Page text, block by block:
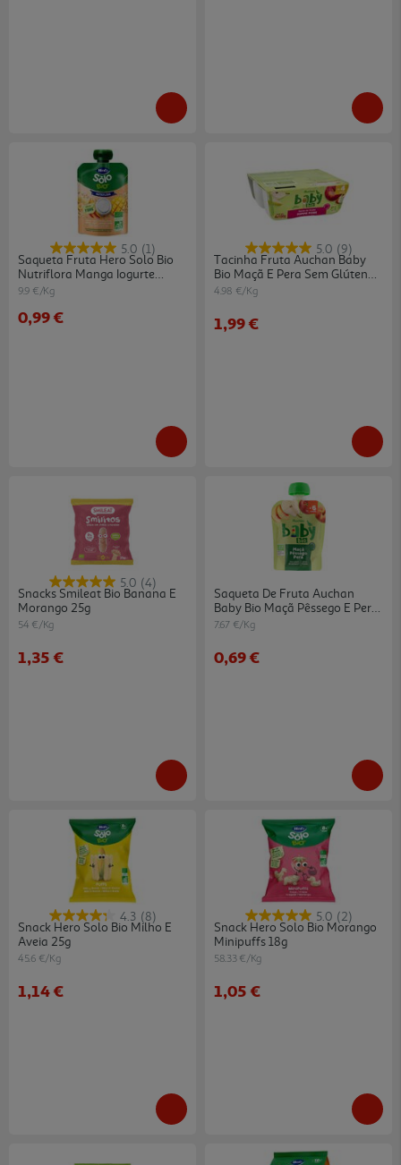
5.0 (1)
Saqueta Fruta Hero Solo Bio
Nutriflora Manga Iogurte
Aveia E Banana 100g
9.9 €/Kg
0,99 €
5.0 (9)
Tacinha Fruta Auchan Baby
Bio Maçã E Pera Sem Glúten
4x100g
4.98 €/Kg
1,99 €
5.0 (4)
Snacks Smileat Bio Banana E
Morango 25g
54 €/Kg
1,35 €
Saqueta De Fruta Auchan
Baby Bio Maçã Pêssego E Pera
90g
7.67 €/Kg
0,69 €
4.3 (8)
Snack Hero Solo Bio Milho E
Aveia 25g
45.6 €/Kg
1,14 €
5.0 (2)
Snack Hero Solo Bio Morango
Minipuffs 18g
58.33 €/Kg
1,05 €